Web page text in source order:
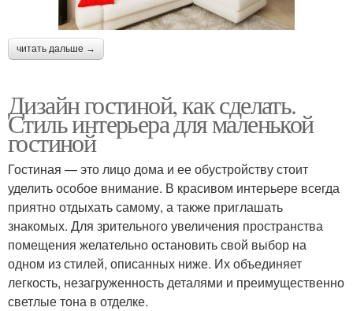
читать дальше →
Дизайн гостиной, как сделать.
Стиль интерьера для маленькой
гостиной
Гостиная — это лицо дома и ее обустройству стоит
уделить особое внимание. В красивом интерьере всегда
приятно отдыхать самому, а также приглашать
знакомых. Для зрительного увеличения пространства
помещения желательно остановить свой выбор на
одном из стилей, описанных ниже. Их объединяет
легкость, незагруженность деталями и преимущественно
светлые тона в отделке.